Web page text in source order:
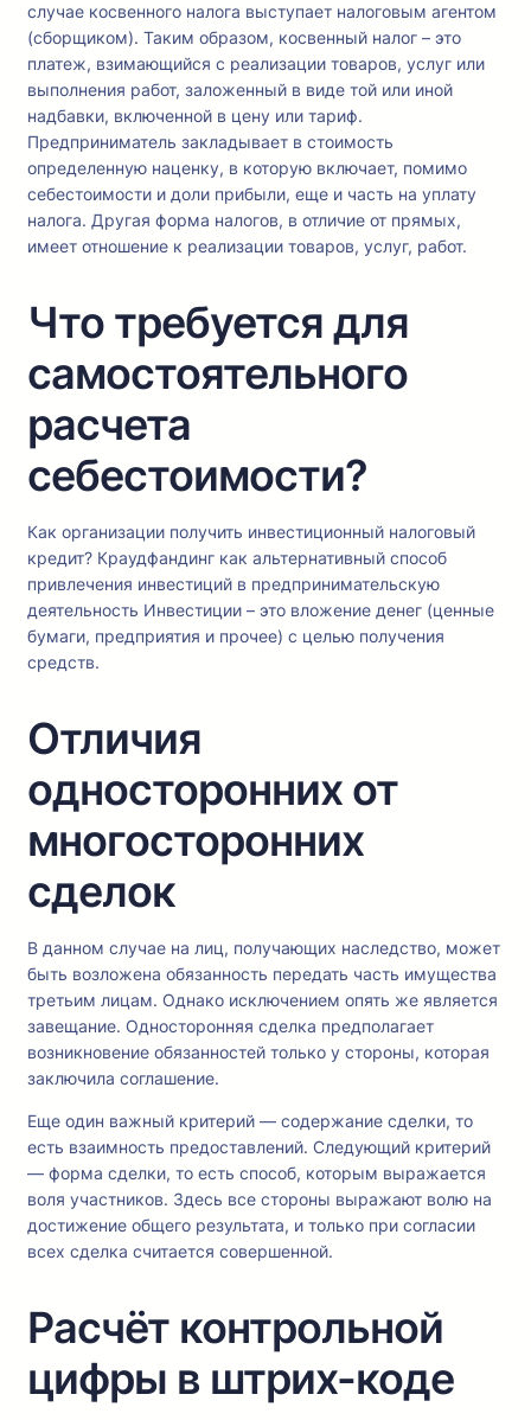
случае косвенного налога выступает налоговым агентом
(сборщиком). Таким образом, косвенный налог – это
платеж, взимающийся с реализации товаров, услуг или
выполнения работ, заложенный в виде той или иной
надбавки, включенной в цену или тариф.
Предприниматель закладывает в стоимость
определенную наценку, в которую включает, помимо
себестоимости и доли прибыли, еще и часть на уплату
налога. Другая форма налогов, в отличие от прямых,
имеет отношение к реализации товаров, услуг, работ.
Что требуется для
самостоятельного
расчета
себестоимости?
Как организации получить инвестиционный налоговый
кредит? Краудфандинг как альтернативный способ
привлечения инвестиций в предпринимательскую
деятельность Инвестиции – это вложение денег (ценные
бумаги, предприятия и прочее) с целью получения
средств.
Отличия
односторонних от
многосторонних
сделок
В данном случае на лиц, получающих наследство, может
быть возложена обязанность передать часть имущества
третьим лицам. Однако исключением опять же является
завещание. Односторонняя сделка предполагает
возникновение обязанностей только у стороны, которая
заключила соглашение.
Еще один важный критерий — содержание сделки, то
есть взаимность предоставлений. Следующий критерий
— форма сделки, то есть способ, которым выражается
воля участников. Здесь все стороны выражают волю на
достижение общего результата, и только при согласии
всех сделка считается совершенной.
Расчёт контрольной
цифры в штрих-коде